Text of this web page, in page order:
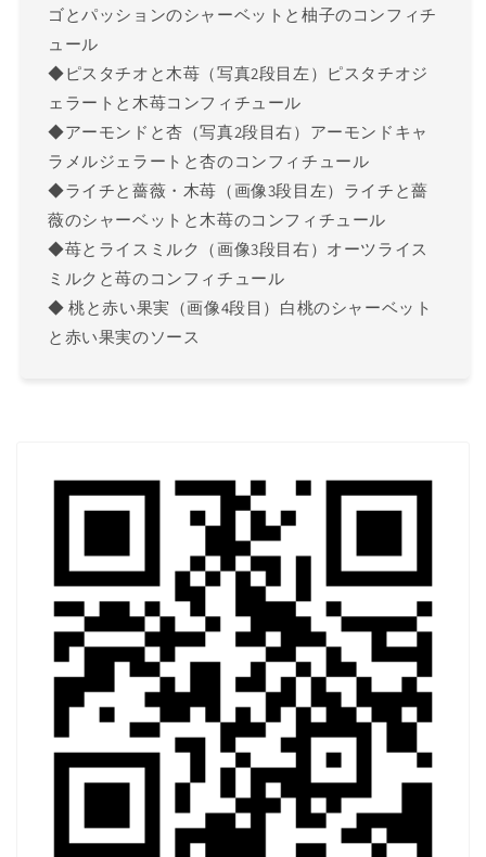
ゴとパッションのシャーベットと柚子のコンフィチ
ュール
◆ピスタチオと木苺（写真2段目左）ピスタチオジ
ェラートと木苺コンフィチュール
◆アーモンドと杏（写真2段目右）アーモンドキャ
ラメルジェラートと杏のコンフィチュール
◆ライチと薔薇・木苺（画像3段目左）ライチと薔
薇のシャーベットと木苺のコンフィチュール
◆苺とライスミルク（画像3段目右）オーツライス
ミルクと苺のコンフィチュール
◆ 桃と赤い果実（画像4段目）白桃のシャーベット
と赤い果実のソース